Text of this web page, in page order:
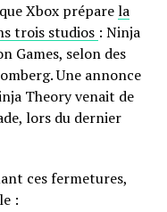
Xbox préparela
trois studios : Ninja
Games, selon des
Une annonce
Theory venait de
lors du dernier
ces fermetures,
: